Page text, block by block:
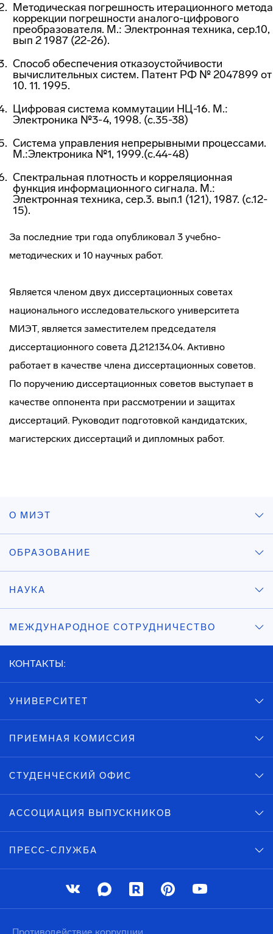
Методическая погрешность итерационного метода
коррекции погрешности аналого-цифрового
преобразователя. М.: Электронная техника, сер.10,
вып 2 1987 (22-26).
Способ обеспечения отказоустойчивости
вычислительных систем. Патент РФ № 2047899 от
10. 11. 1995.
Цифровая система коммутации НЦ-16. М.:
Электроника №3-4, 1998. (с.35-38)
Система управления непрерывными процессами.
М.:Электроника №1, 1999.(с.44-48)
Спектральная плотность и корреляционная
функция информационного сигнала. М.:
Электронная техника, сер.3. вып.1 (121), 1987. (с.12-
15).
За последние три года опубликовал 3 учебно-
методических и 10 научных работ.
Является членом двух диссертационных советах
национального исследовательского университета
МИЭТ, является заместителем председателя
диссертационного совета Д.212.134.04. Активно
работает в качестве члена диссертационных советов.
По поручению диссертационных советов выступает в
качестве оппонента при рассмотрении и защитах
диссертаций. Руководит подготовкой кандидатских,
магистерских диссертаций и дипломных работ.
О МИЭТ
ОБРАЗОВАНИЕ
НАУКА
МЕЖДУНАРОДНОЕ СОТРУДНИЧЕСТВО
КОНТАКТЫ:
УНИВЕРСИТЕТ
ПРИЕМНАЯ КОМИССИЯ
СТУДЕНЧЕСКИЙ ОФИС
АССОЦИАЦИЯ ВЫПУСКНИКОВ
ПРЕСС-СЛУЖБА